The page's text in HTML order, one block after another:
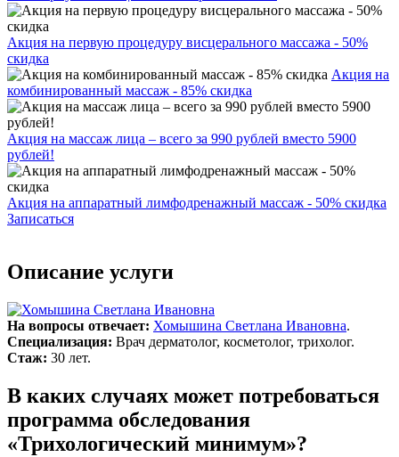
Акция на первую процедуру висцерального массажа - 50%
скидка
Акция на
комбинированный массаж - 85% скидка
Акция на массаж лица – всего за 990 рублей вместо 5900
рублей!
Акция на аппаратный лимфодренажный массаж - 50% скидка
Записаться
Описание услуги
На вопросы отвечает: Хомышина Светлана Ивановна.
Специализация: Врач дерматолог, косметолог, трихолог.
Стаж: 30 лет.
В каких случаях может потребоваться
программа обследования
«Трихологический минимум»?